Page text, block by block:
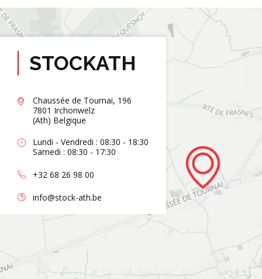
STOCKATH
Chaussée de Tournai, 196
7801 Irchonwelz
(Ath) Belgique
Lundi - Vendredi : 08:30 - 18:30
Samedi : 08:30 - 17:30
+32 68 26 98 00
info@stock-ath.be